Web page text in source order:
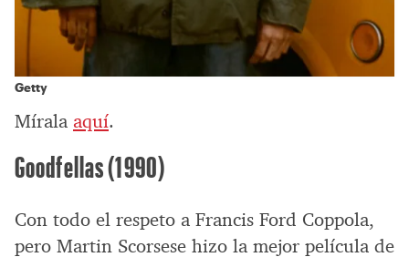
Getty
Mírala aquí.
Goodfellas (1990)
Con todo el respeto a Francis Ford Coppola,
pero Martin Scorsese hizo la mejor película de